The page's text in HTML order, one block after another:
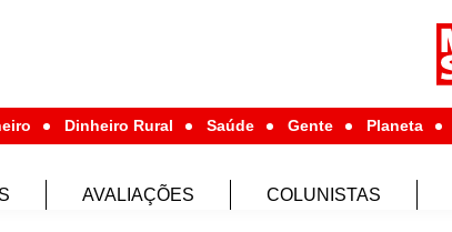
Dinheiro Rural Saúde Gente Planeta
AVALIAÇÕES COLUNISTAS